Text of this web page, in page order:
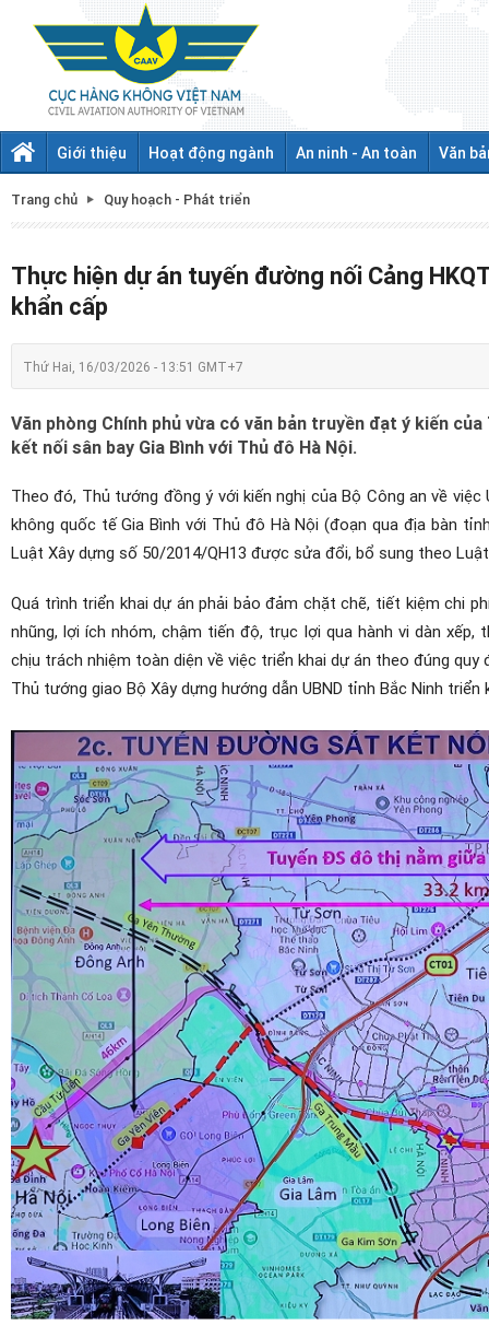
Giới thiệu Hoạt động ngành An ninh - An toàn Văn
Trang chủ Quy hoạch - Phát triển
Thực hiện dự án tuyến đường nối Cảng
khẩn cấp
Thứ Hai, 16/03/2026 - 13:51 GMT+7
Văn phòng Chính phủ vừa có văn bản truyền đạt ý kiến
kết nối sân bay Gia Bình với Thủ đô Hà Nội.
Theo đó, Thủ tướng đồng ý với kiến nghị của Bộ Công an về
không quốc tế Gia Bình với Thủ đô Hà Nội (đoạn qua địa bàn
Luật Xây dựng số 50/2014/QH13 được sửa đổi, bổ sung theo
Quá trình triển khai dự án phải bảo đảm chặt chẽ, tiết kiệm chi
nhũng, lợi ích nhóm, chậm tiến độ, trục lợi qua hành vi dàn xếp,
chịu trách nhiệm toàn diện về việc triển khai dự án theo đúng
Thủ tướng giao Bộ Xây dựng hướng dẫn UBND tỉnh Bắc Ninh